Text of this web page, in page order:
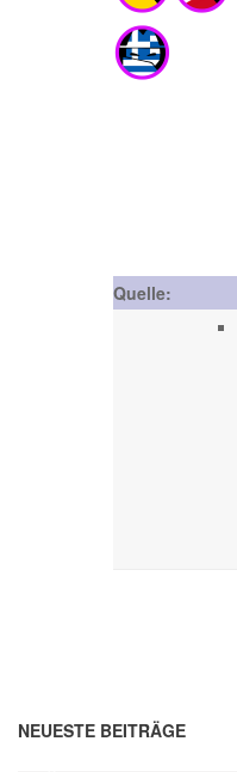
Quelle:
NEUESTE BEITRÄGE